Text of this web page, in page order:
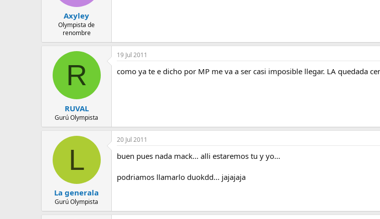
Axyley
Olympista de
renombre
R
RUVAL
Gurú Olympista
19 Jul 2011
como ya te e dicho por MP me va a ser casi imposible llegar. LA quedada
L
La generala
Gurú Olympista
20 Jul 2011
buen pues nada mack... alli estaremos tu y yo...
podriamos llamarlo duokdd... jajajaja